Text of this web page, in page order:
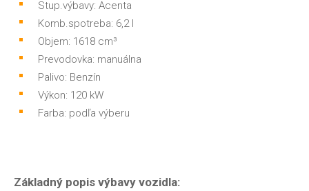
Stup.výbavy: Acenta
Komb.spotreba: 6,2 l
Objem: 1618 cm³
Prevodovka: manuálna
Palivo: Benzín
Výkon: 120 kW
Farba: podľa výberu
Základný popis výbavy vozidla: